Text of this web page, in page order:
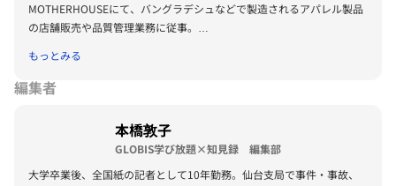
MOTHERHOUSEにて、バングラデシュなどで製造されるアパレル製品
の店舗販売や品質管理業務に従事。
へのランタン供給事業に携わる。
教育大学院進学後、現職。GESRI（グロービス教育科学研究所）研究
る研究や起業家育成・起業支援の実践に従事している。
国際基督教大学教養学部卒業。University College London, Education
and International Development MA修了。Harvard Graduate School
of Education, Learning Design, Innovation and Technology MA修了。
もっとみる
編集者
本橋敦子
GLOBIS学び放題×知見録 編集部
大学卒業後、全国紙の記者として10年勤務。仙台支局で事件・事故、